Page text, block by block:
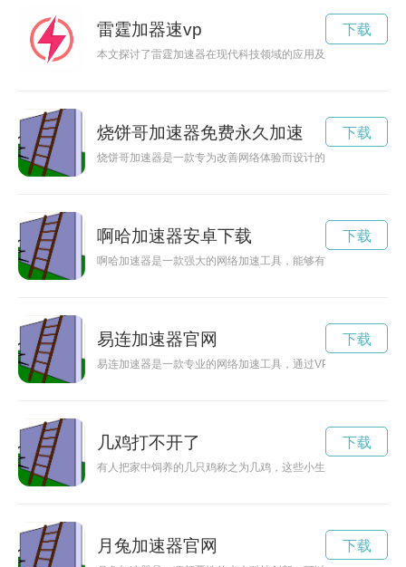
雷霆加器速vp
本文探讨了雷霆加速器在现代科技领域的应用及其所带来的创新
下载
烧饼哥加速器免费永久加速
烧饼哥加速器是一款专为改善网络体验而设计的应用，通过其
下载
啊哈加速器安卓下载
啊哈加速器是一款强大的网络加速工具，能够有效提升网速，
下载
易连加速器官网
易连加速器是一款专业的网络加速工具，通过VPN技术有效加
下载
几鸡打不开了
有人把家中饲养的几只鸡称之为几鸡，这些小生灵在日常生活
下载
月兔加速器官网 下载